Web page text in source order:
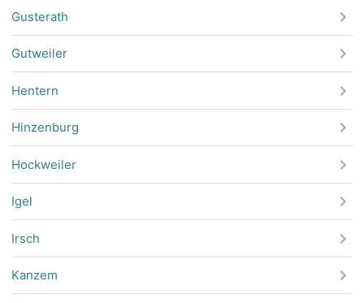
Gusterath
Gutweiler
Hentern
Hinzenburg
Hockweiler
Igel
Irsch
Kanzem